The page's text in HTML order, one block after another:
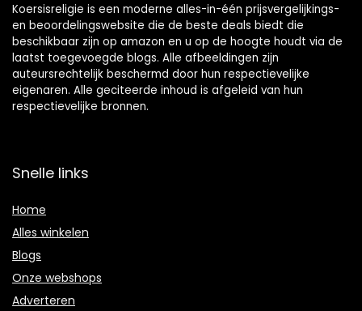
Koersisreligie is een moderne alles-in-één prijsvergelijkings-
en beoordelingswebsite die de beste deals biedt die
beschikbaar zijn op amazon en u op de hoogte houdt via de
laatst toegevoegde blogs. Alle afbeeldingen zijn
auteursrechtelijk beschermd door hun respectievelijke
eigenaren. Alle geciteerde inhoud is afgeleid van hun
respectievelijke bronnen.
Snelle links
Home
Alles winkelen
Blogs
Onze webshops
Adverteren